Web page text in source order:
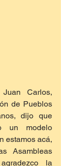
Carlos,
de Pueblos
dijo que
un modelo
estamos acá,
Asambleas
la